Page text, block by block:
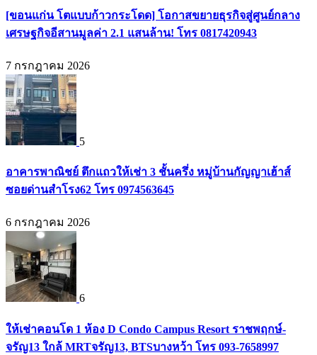
[ขอนแก่น โตแบบก้าวกระโดด] โอกาสขยายธุรกิจสู่ศูนย์กลาง
เศรษฐกิจอีสานมูลค่า 2.1 แสนล้าน! โทร 0817420943
7 กรกฎาคม 2026
5
อาคารพาณิชย์ ตึกแถวให้เช่า 3 ชั้นครึ่ง หมู่บ้านกัญญาเฮ้าส์
ซอยด่านสำโรง62 โทร 0974563645
6 กรกฎาคม 2026
6
ให้เช่าคอนโด 1 ห้อง D Condo Campus Resort ราชพฤกษ์-
จรัญ13 ใกล้ MRTจรัญ13, BTSบางหว้า โทร 093-7658997